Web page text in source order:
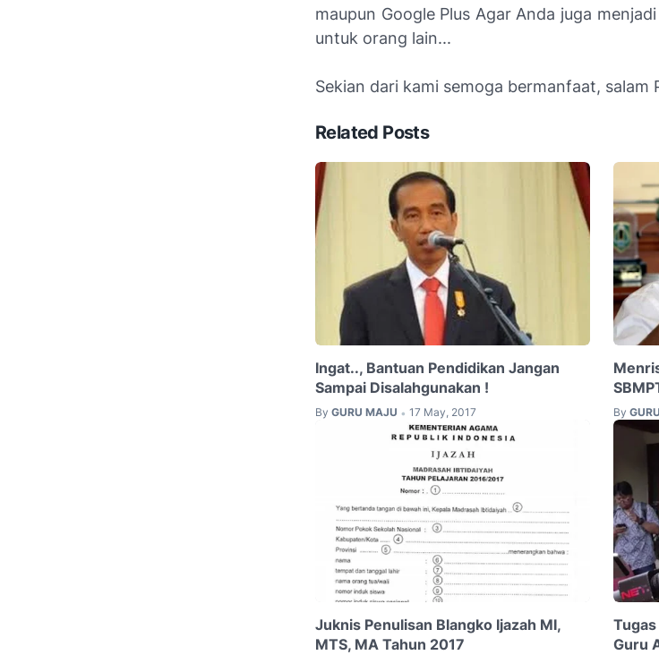
maupun Google Plus Agar Anda juga
untuk orang lain...
Sekian dari kami semoga bermanfaat, salam
Related Posts
Ingat.., Bantuan Pendidikan Jangan
Sampai Disalahgunakan !
By GURU MAJU • 17 May, 2017 By
Juknis Penulisan Blangko Ijazah MI,
MTS, MA Tahun 2017
Guru